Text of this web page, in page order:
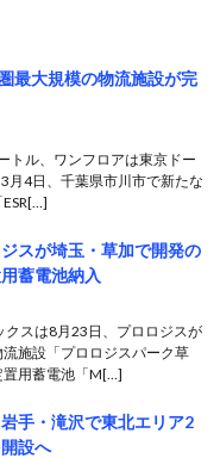
最大規模の物流施設が完
トル、ワンフロアは東京ドー
月4日、千葉県市川市で新たな
スが埼玉・草加で開発の
蓄電池納入
クスは8月23日、プロロジスが
施設「プロロジスパーク草
置用蓄電池「M[…]
手・滝沢で東北エリア2
設へ